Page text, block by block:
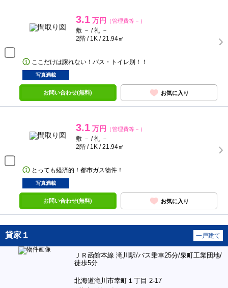
3.1 万円 （管理費等－）
敷 － / 礼 －
2階 / 1K / 21.94㎡
ここだけは譲れない！バス・トイレ別！！
写真満載
お問い合わせ(無料) お気に入り
3.1 万円 （管理費等－）
敷 － / 礼 －
2階 / 1K / 21.94㎡
とっても経済的！都市ガス物件！
写真満載
お問い合わせ(無料) お気に入り
貸家１ 一戸建て
ＪＲ函館本線 滝川駅/バス乗車25分/泉町工業団地/
徒歩5分
北海道滝川市幸町１丁目 2-17